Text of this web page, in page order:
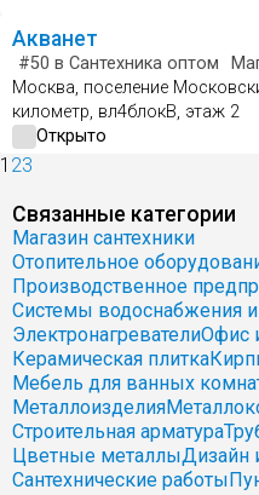
Акванет
#50 в Сантехника оптом
Москва, поселение
километр, вл4блокВ, этаж 2
Открыто
1 23
Связанные категории
Магазин сантехники
Отопительное
Производственное
Системы водоснабжения
ЭлектронагревателиОфис
Керамическая плитка
Мебель для ванных
Металлоизделия
Строительная арматура
Цветные металлыДизайн
Сантехнические работы